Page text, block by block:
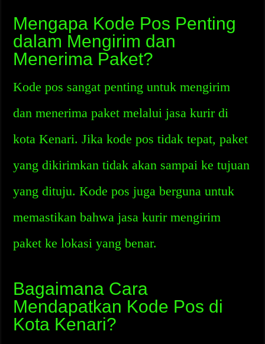
Mengapa Kode Pos Penting
dalam Mengirim dan
Menerima Paket?
Kode pos sangat penting untuk mengirim
dan menerima paket melalui jasa kurir di
kota Kenari. Jika kode pos tidak tepat, paket
yang dikirimkan tidak akan sampai ke tujuan
yang dituju. Kode pos juga berguna untuk
memastikan bahwa jasa kurir mengirim
paket ke lokasi yang benar.
Bagaimana Cara
Mendapatkan Kode Pos di
Kota Kenari?